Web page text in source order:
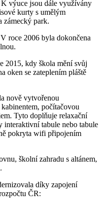
výuce jsou dále využívány
kurty s umělým
zámecký park.
roce 2006 byla dokončena
2015, kdy škola mění svůj
oken se zateplením pláště
nově vytvořenou
počítačovou
Tyto doplňuje relaxační
interaktivní tabule nebo tabule
pokryta wifi připojením
školní zahradu s altánem,
díky zapojení
ČR: